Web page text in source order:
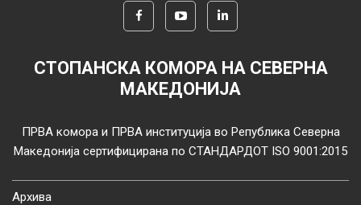
СТОПАНСКА КОМОРА НА СЕВЕРНА
МАКЕДОНИЈА
ПРВА комора и ПРВА институција во Република Северна
Македонија сертифицирана по СТАНДАРДОТ ISO 9001:2015
Архива